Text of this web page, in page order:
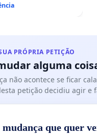
PRÓPRIA PETIÇÃO
alguma
não acontece se ficar
petição decidiu agir e
mudança que quer